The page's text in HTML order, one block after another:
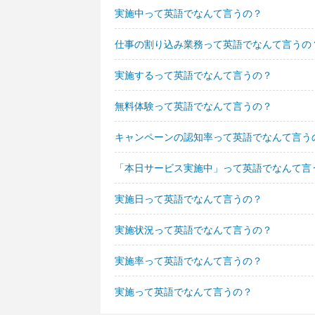
実施中って英語でなんて言うの？
仕事の割り込み業務って英語でなんて言うの
実施するって英語でなんて言うの？
無料体験って英語でなんて言うの？
キャンペーンの認知率って英語でなんて言う
「本日サービス実施中」って英語でなんて言
実施日って英語でなんて言うの？
実施状況って英語でなんて言うの？
実施率って英語でなんて言うの？
実施って英語でなんて言うの？